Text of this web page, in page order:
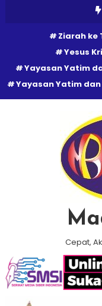
Ziarah ke
Yesus
Yayasan Yatim
Yayasan Yatim
Cepat,